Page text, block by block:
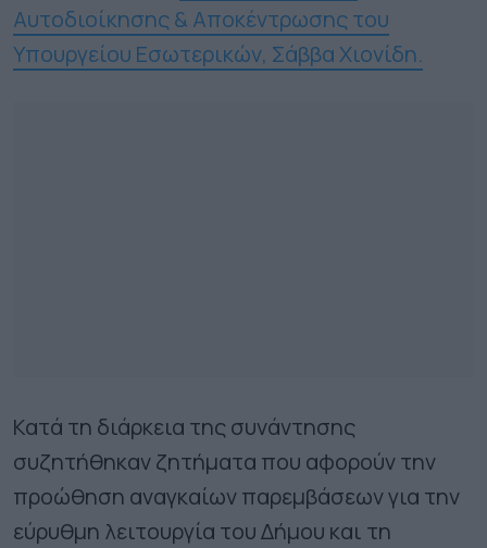
Αυτοδιοίκησης & Αποκέντρωσης του
Υπουργείου Εσωτερικών, Σάββα Χιονίδη.
Κατά τη διάρκεια της συνάντησης
συζητήθηκαν ζητήματα που αφορούν την
προώθηση αναγκαίων παρεμβάσεων για την
εύρυθμη λειτουργία του Δήμου και τη